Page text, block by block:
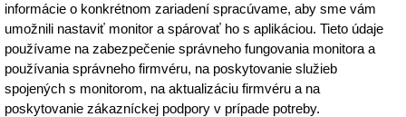
informácie o konkrétnom zariadení spracúvame, aby sme vám
umožnili nastaviť monitor a spárovať ho s aplikáciou. Tieto údaje
používame na zabezpečenie správneho fungovania monitora a
používania správneho firmvéru, na poskytovanie služieb
spojených s monitorom, na aktualizáciu firmvéru a na
poskytovanie zákazníckej podpory v prípade potreby.